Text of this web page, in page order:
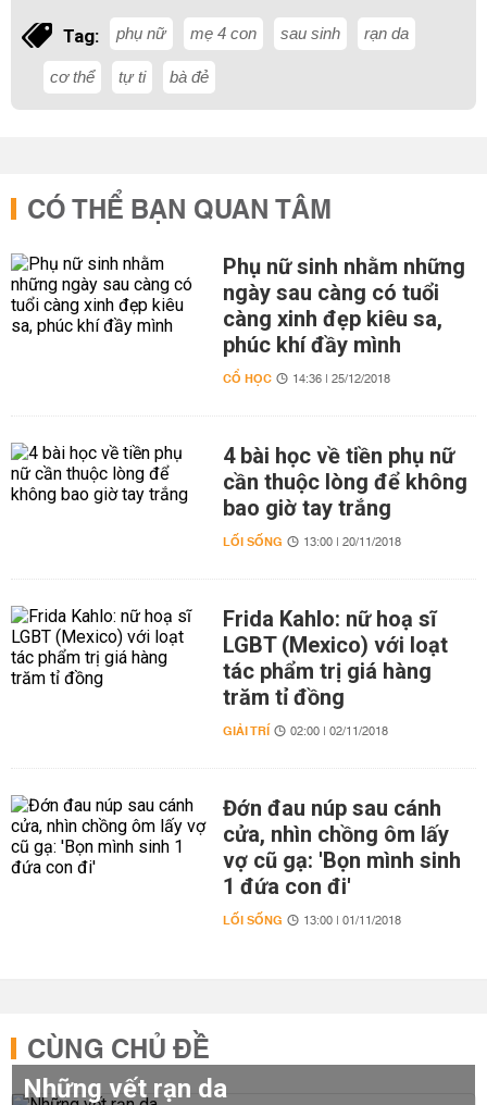
Tag: phụ nữ mẹ 4 con sau sinh rạn da
cơ thể tự ti bà đẻ
CÓ THỂ BẠN QUAN TÂM
Phụ nữ sinh nhằm những
ngày sau càng có tuổi
càng xinh đẹp kiêu sa,
phúc khí đầy mình
CỔ HỌC 14:36 | 25/12/2018
4 bài học về tiền phụ nữ
cần thuộc lòng để không
bao giờ tay trắng
LỐI SỐNG 13:00 | 20/11/2018
Frida Kahlo: nữ hoạ sĩ
LGBT (Mexico) với loạt
tác phẩm trị giá hàng
trăm tỉ đồng
GIẢI TRÍ 02:00 | 02/11/2018
Đớn đau núp sau cánh
cửa, nhìn chồng ôm lấy
vợ cũ gạ: 'Bọn mình sinh
1 đứa con đi'
LỐI SỐNG 13:00 | 01/11/2018
CÙNG CHỦ ĐỀ
Những vết rạn da